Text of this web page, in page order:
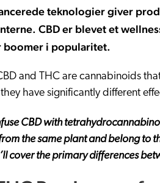
teknologier giver
CBD er blevet et
boomer i popularitet.
and THC are cannabinoids
have significantly different
CBD with
the same plant and belong to
cover the primary differences